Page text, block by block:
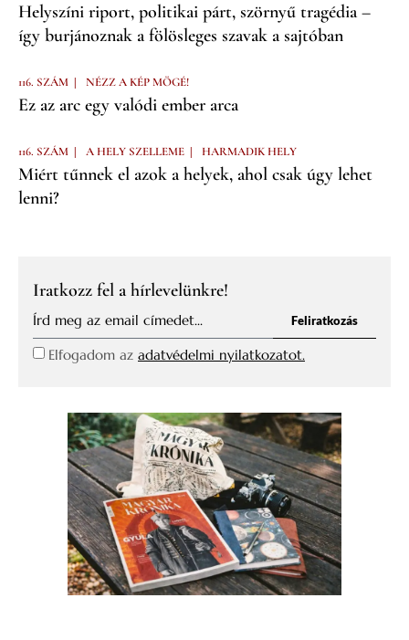
Helyszíni riport, politikai párt, szörnyű tragédia –
így burjánoznak a fölösleges szavak a sajtóban
116. SZÁM | NÉZZ A KÉP MÖGÉ!
Ez az arc egy valódi ember arca
116. SZÁM | A HELY SZELLEME | HARMADIK HELY
Miért tűnnek el azok a helyek, ahol csak úgy lehet
lenni?
Iratkozz fel a hírlevelünkre!
Elfogadom az adatvédelmi nyilatkozatot.
Feliratkozás